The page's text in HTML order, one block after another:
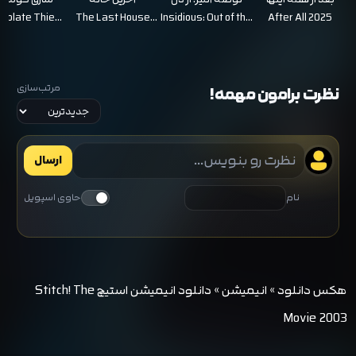
After All 2025
دوردست‌ ها
Insidious: Out of the
The Last House
Thief
نظرت برامون مهمه! مرتب‌سازی
ارسال
نام حاوی اسپویل
هکس دانلود»انیمیشن»
دانلود انیمیشن استیچ Stitch! The
Movie 2003